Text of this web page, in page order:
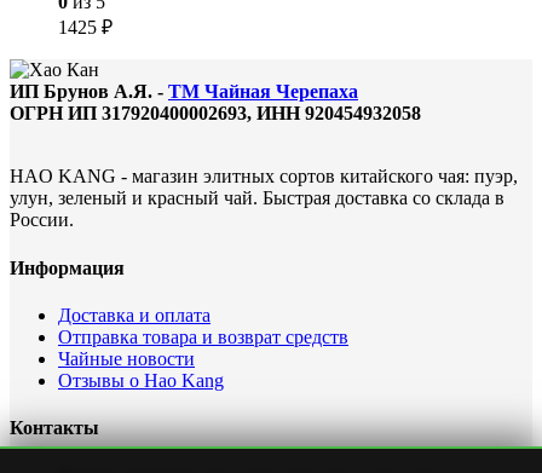
1425 ₽
ИП Брунов А.Я. - ТМ Чайная Черепаха
ОГРН ИП 317920400002693, ИНН 920454932058
HAO KANG - магазин элитных сортов китайского чая: пуэр,
улун, зеленый и красный чай. Быстрая доставка со склада в
России.
Информация
Доставка и оплата
Отправка товара и возврат средств
Чайные новости
Отзывы о Hao Kang
Контакты